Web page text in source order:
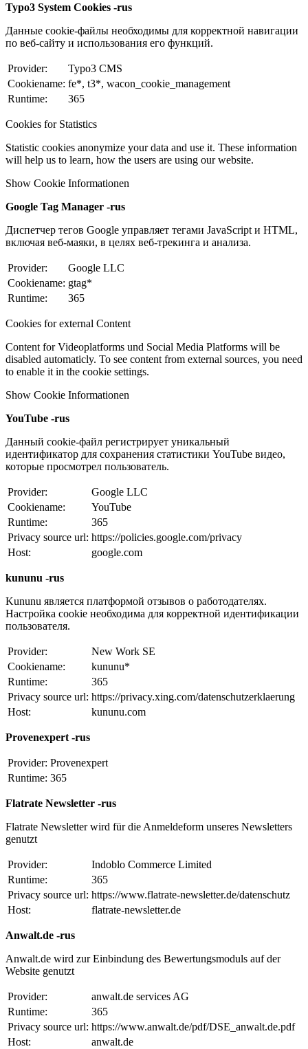
Typo3 System Cookies -rus
Данные cookie-файлы необходимы для корректной навигации
по веб-сайту и использования его функций.
Provider:
Typo3 CMS
Cookiename: fe*, t3*, wacon_cookie_management
Runtime:
365
Cookies for Statistics
Statistic cookies anonymize your data and use it. These information
will help us to learn, how the users are using our website.
Show Cookie Informationen
Google Tag Manager -rus
Диспетчер тегов Google управляет тегами JavaScript и HTML,
включая веб-маяки, в целях веб-трекинга и анализа.
Provider:
Google LLC
Cookiename: gtag*
Runtime:
365
Cookies for external Content
Content for Videoplatforms und Social Media Platforms will be
disabled automaticly. To see content from external sources, you need
to enable it in the cookie settings.
Show Cookie Informationen
YouTube -rus
Данный cookie-файл регистрирует уникальный
идентификатор для сохранения статистики YouTube видео,
которые просмотрел пользователь.
Provider:
Google LLC
Cookiename:
YouTube
Runtime:
365
Privacy source url: https://policies.google.com/privacy
Host:
google.com
kununu -rus
Kununu является платформой отзывов о работодателях.
Настройка cookie необходима для корректной идентификации
пользователя.
Provider:
New Work SE
Cookiename:
kununu*
Runtime:
365
Privacy source url: https://privacy.xing.com/datenschutzerklaerung
Host:
kununu.com
Provenexpert -rus
Provider: Provenexpert
Runtime: 365
Flatrate Newsletter -rus
Flatrate Newsletter wird für die Anmeldeform unseres Newsletters
genutzt
Provider:
Indoblo Commerce Limited
Runtime:
365
Privacy source url: https://www.flatrate-newsletter.de/datenschutz
Host:
flatrate-newsletter.de
Anwalt.de -rus
Anwalt.de wird zur Einbindung des Bewertungsmoduls auf der
Website genutzt
Provider:
anwalt.de services AG
Runtime:
365
Privacy source url: https://www.anwalt.de/pdf/DSE_anwalt.de.pdf
Host:
anwalt.de